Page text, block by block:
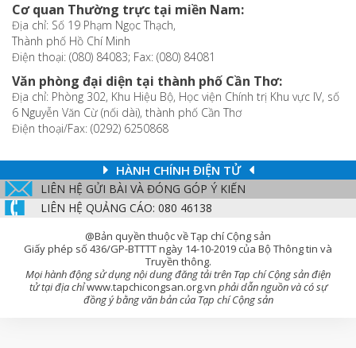
Cơ quan Thường trực tại miền Nam:
Địa chỉ: Số 19 Phạm Ngọc Thạch,
Thành phố Hồ Chí Minh
Điện thoại: (080) 84083; Fax: (080) 84081
Văn phòng đại diện tại thành phố Cần Thơ:
Địa chỉ: Phòng 302, Khu Hiệu Bộ, Học viện Chính trị Khu vực IV, số
6 Nguyễn Văn Cừ (nối dài), thành phố Cần Thơ
Điện thoại/Fax: (0292) 6250868
HÀNH CHÍNH ĐIỆN TỬ
LIÊN HỆ GỬI BÀI VÀ ĐÓNG GÓP Ý KIẾN
LIÊN HỆ QUẢNG CÁO: 080 46138
@Bản quyền thuộc về Tạp chí Cộng sản
Giấy phép số 436/GP-BTTTT ngày 14-10-2019 của Bộ Thông tin và
Truyền thông.
Mọi hành động sử dụng nội dung đăng tải trên Tạp chí Cộng sản điện
tử tại địa chỉwww.tapchicongsan.org.vn phải dẫn nguồn và có sự
đồng ý bằng văn bản của Tạp chí Cộng sản